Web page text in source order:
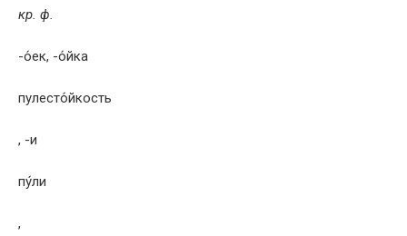
кр. ф.
-о́ек, -о́йка
пулесто́йкость
, -и
пу́ли
,